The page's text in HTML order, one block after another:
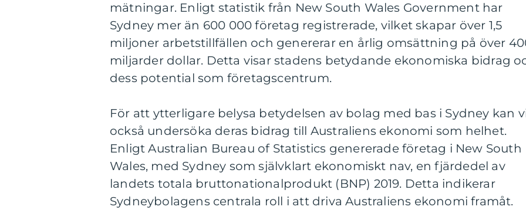
mätningar. Enligt statistik från New South Wales Government har
Sydney mer än 600 000 företag registrerade, vilket skapar över 1,5
miljoner arbetstillfällen och genererar en årlig omsättning på över
miljarder dollar. Detta visar stadens betydande ekonomiska bidrag
dess potential som företagscentrum.
För att ytterligare belysa betydelsen av bolag med bas i Sydney kan
också undersöka deras bidrag till Australiens ekonomi som helhet.
Enligt Australian Bureau of Statistics genererade företag i New South
Wales, med Sydney som självklart ekonomiskt nav, en fjärdedel av
landets totala bruttonationalprodukt (BNP) 2019. Detta indikerar
Sydneybolagens centrala roll i att driva Australiens ekonomi framåt.